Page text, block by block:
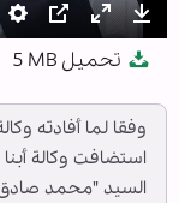
Settings
PIP Enter
تحميل 5 MB
وفقا لما أفادته
استضافت وكالة أبنا
السيد "محمد